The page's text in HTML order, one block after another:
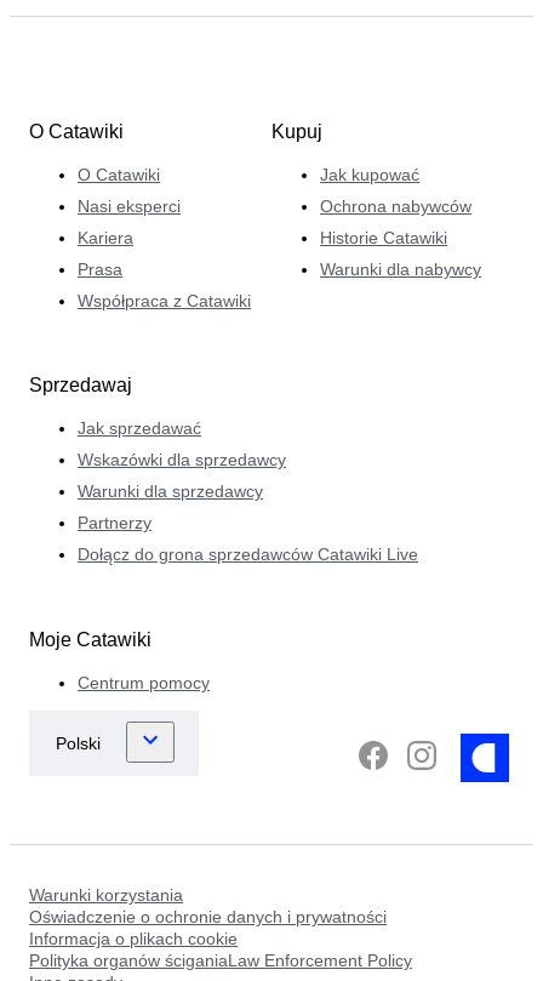
O Catawiki
O Catawiki
Nasi eksperci
Kariera
Prasa
Współpraca z Catawiki
Kupuj
Jak kupować
Ochrona nabywców
Historie Catawiki
Warunki dla nabywcy
Sprzedawaj
Jak sprzedawać
Wskazówki dla sprzedawcy
Warunki dla sprzedawcy
Partnerzy
Dołącz do grona sprzedawców Catawiki Live
Moje Catawiki
Centrum pomocy
Warunki korzystania
Oświadczenie o ochronie danych i prywatności
Informacja o plikach cookie
Polityka organów ściganiaLaw Enforcement Policy